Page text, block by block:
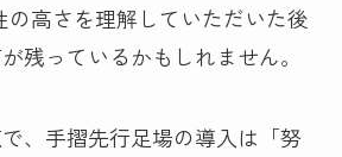
の高さを理解していただいた後
残っているかもしれません。
、手摺先行足場の導入は「努